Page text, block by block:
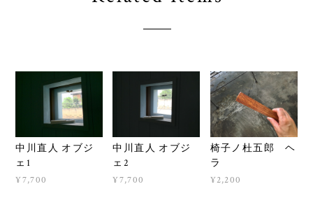
中川直人 オブジ
ェ1
¥7,700
中川直人 オブジ
ェ2
¥7,700
椅子ノ杜五郎 ヘ
ラ
¥2,200